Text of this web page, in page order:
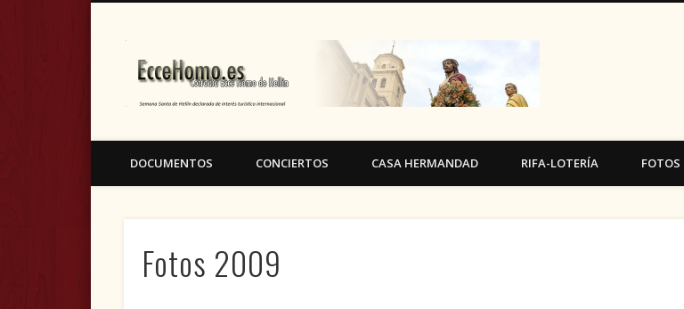
Cofradía
Cofradía Ecce Homo de Hellín (Albacete)
DOCUMENTOS CONCIERTOS CASA HERMANDAD RIFA-LOTERÍA FOTOS
Fotos 2009